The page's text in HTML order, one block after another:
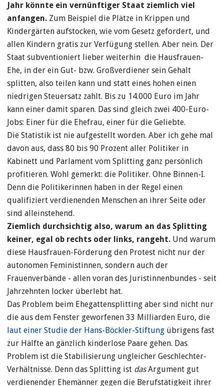
Jahr könnte ein vernünftiger Staat ziemlich viel
anfangen. Zum Beispiel die Plätze in Krippen und
Kindergärten aufstocken, wie vom Gesetz gefordert, und
allen Kindern gratis zur Verfügung stellen. Aber nein. Der
Staat subventioniert lieber weiterhin die Hausfrauen-
Ehe, in der ein Gut- bzw. Großverdiener sein Gehalt
splitten, also teilen kann und statt eines hohen einen
niedrigen Steuersatz zahlt. Bis zu 14.000 Euro im Jahr
kann einer damit sparen. Das sind gleich zwei 400-Euro-
Jobs: Einer für die Ehefrau, einer für die Geliebte.
Die Statistik ist nie aufgestellt worden. Aber ich gehe mal
davon aus, dass 80 bis 90 Prozent aller Politiker in
Kabinett und Parlament vom Splitting ganz persönlich
profitieren. Wohl gemerkt: die Politiker. Ohne Binnen-I.
Denn die Politikerinnen haben in der Regel einen
qualifiziert verdienenden Menschen an ihrer Seite oder
sind alleinstehend.
Ziemlich durchsichtig also, warum an das Splitting
keiner, egal ob rechts oder links, rangeht. Und warum
diese Hausfrauen-Förderung den Protest nicht nur der
autonomen Feministinnen, sondern auch der
Frauenverbände - allen voran des Juristinnenbundes - seit
Jahrzehnten locker überlebt hat.
Das Problem beim Ehegattensplitting aber sind nicht nur
die aus dem Fenster geworfenen 33 Milliarden Euro, die
laut einer Studie der Hans-Böckler-Stiftung übrigens fast
zur Hälfte an gänzlich kinderlose Paare gehen. Das
Problem ist die Stabilisierung ungleicher Geschlechter-
Verhältnisse. Denn das Splitting ist dasArgument gut
verdienender Ehemänner gegen die Berufstätigkeit ihrer